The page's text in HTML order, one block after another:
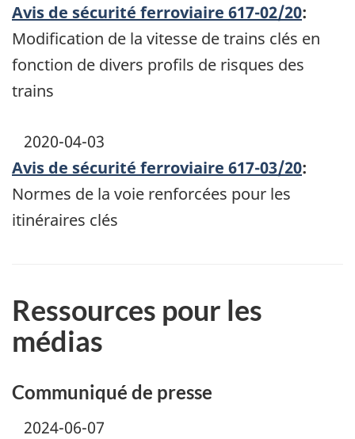
Avis de sécurité ferroviaire 617-02/20:
Modification de la vitesse de trains clés en
fonction de divers profils de risques des
trains
2020-04-03
Avis de sécurité ferroviaire 617-03/20:
Normes de la voie renforcées pour les
itinéraires clés
Ressources pour les
médias
Communiqué de presse
2024-06-07